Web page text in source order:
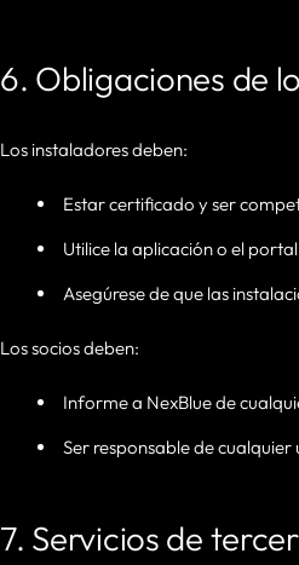
6. Obligaciones de
Los instaladores deben:
Estar certificado y ser
Utilice la aplicación o el
Asegúrese de que las
Los socios deben:
Informe a NexBlue de
Ser responsable de cualquier
7. Servicios de